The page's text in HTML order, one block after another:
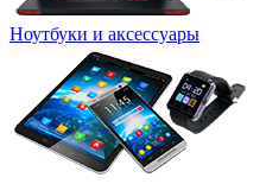
Ноутбуки и аксессуары